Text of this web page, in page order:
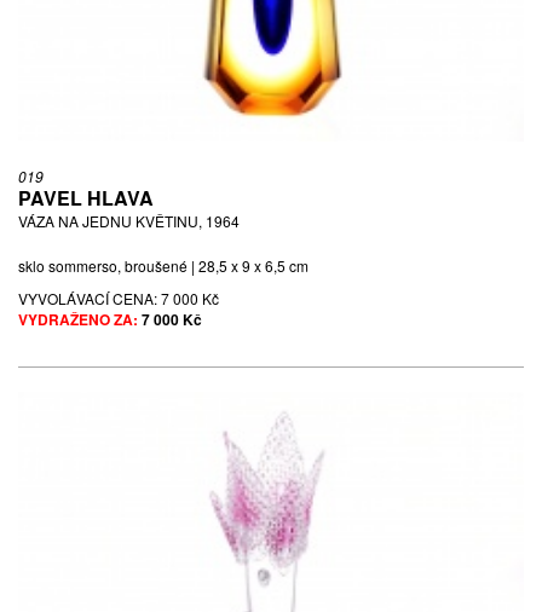
019
PAVEL HLAVA
VÁZA NA JEDNU KVĚTINU, 1964
sklo sommerso, broušené | 28,5 x 9 x 6,5 cm
VYVOLÁVACÍ CENA:7 000 Kč
VYDRAŽENO ZA: 7 000 Kč